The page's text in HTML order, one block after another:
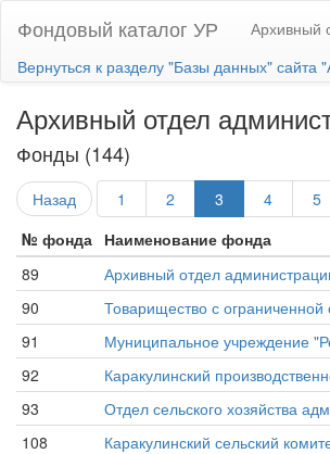
Фондовый каталог УР
Архивный
Вернуться к разделу "Базы данных" сайта
Архивный отдел
Фонды (144)
Назад 1 2 3 4 5
№ фонда Наименование фонда
89
Архивный отдел
90
Товарищество с ограниченной
91
Муниципальное учреждение
92
Каракулинский
93
Отдел сельского хозяйства
108
Каракулинский сельский